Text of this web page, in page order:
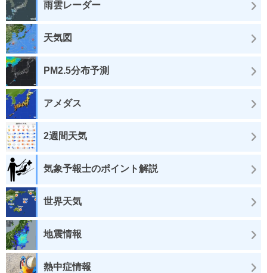
雨雲レーダー
天気図
PM2.5分布予測
アメダス
2週間天気
気象予報士のポイント解説
世界天気
地震情報
熱中症情報